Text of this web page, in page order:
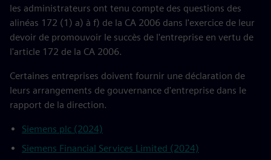
les administrateurs ont tenu compte des questions des
alinéas 172 (1) a) à f) de la CA 2006 dans l'exercice de leur
devoir de promouvoir le succès de l'entreprise en vertu de
l'article 172 de la CA 2006.
Certaines entreprises doivent fournir une déclaration de
leurs arrangements de gouvernance d'entreprise dans le
rapport de la direction.
Siemens plc (2024)
Siemens Financial Services Limited (2024)